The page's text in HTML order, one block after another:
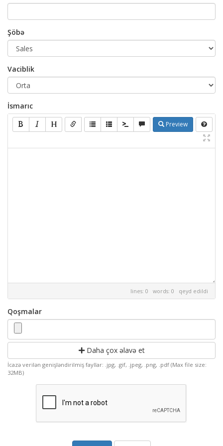
Şöbə
Vaciblik
İsmarıc
Preview
lines: 0 words: 0 qeyd edildi
Qoşmalar
Daha çox əlavə et
İcazə verilən genişləndirilmiş fayllar: .jpg, .gif, .jpeg, .png, .pdf (Max file size:
32MB)